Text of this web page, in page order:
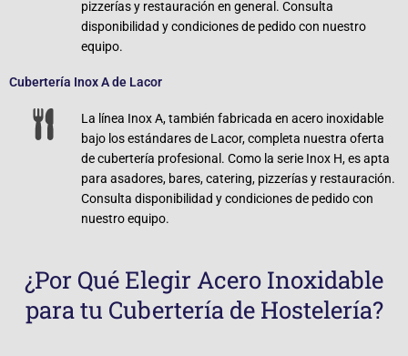
pizzerías y restauración en general. Consulta
disponibilidad y condiciones de pedido con nuestro
equipo.
Cubertería Inox A de Lacor
La línea Inox A, también fabricada en acero inoxidable
bajo los estándares de Lacor, completa nuestra oferta
de cubertería profesional. Como la serie Inox H, es apta
para asadores, bares, catering, pizzerías y restauración.
Consulta disponibilidad y condiciones de pedido con
nuestro equipo.
¿Por Qué Elegir Acero Inoxidable
para tu Cubertería de Hostelería?